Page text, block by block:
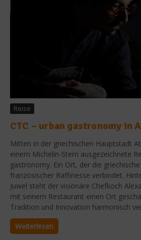
Reise
CTC – urban gastronomy in
Mitten in der griechischen Hauptstadt
einem Michelin-Stern ausgezeichnete
gastronomy. Ein Ort, der die
französischer Raffinesse verbindet.
Juwel steht der visionäre Chefkoch
mit seinem Restaurant einen Ort
Tradition und Innovation harmonisch
Weiterlesen